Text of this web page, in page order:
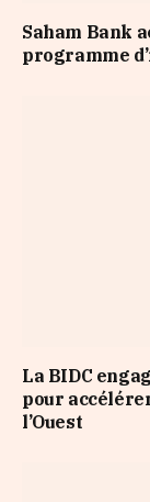
Saham Bank
programme
La BIDC
pour
l’Ouest